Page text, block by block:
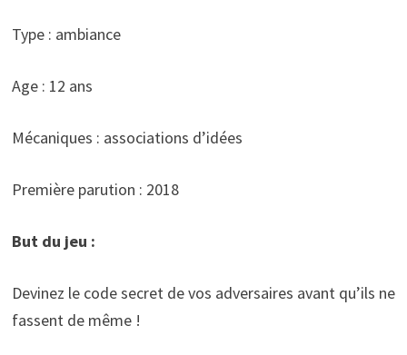
Type : ambiance
Age : 12 ans
Mécaniques : associations d’idées
Première parution : 2018
But du jeu :
Devinez le code secret de vos adversaires avant qu’ils ne
fassent de même !